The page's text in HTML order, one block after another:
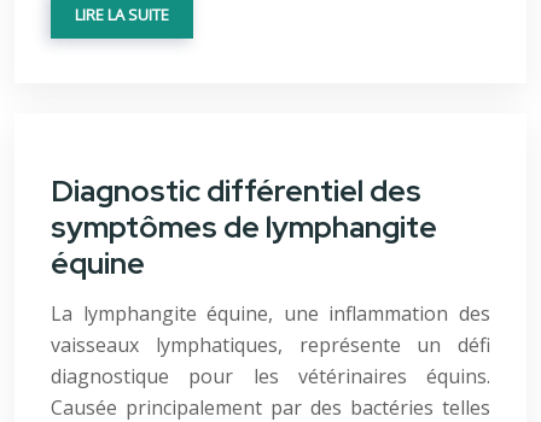
LIRE LA SUITE
Diagnostic différentiel des
symptômes de lymphangite
équine
La lymphangite équine, une inflammation des
vaisseaux lymphatiques, représente un défi
diagnostique pour les vétérinaires équins.
Causée principalement par des bactéries telles